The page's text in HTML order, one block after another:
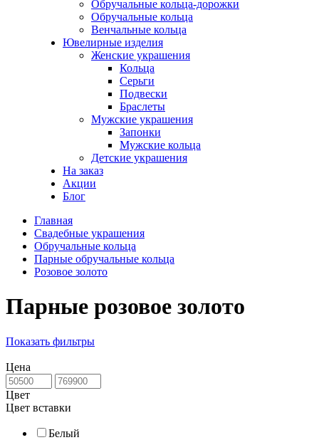
Обручальные кольца-дорожки
Обручальные кольца
Венчальные кольца
Ювелирные изделия
Женские украшения
Кольца
Серьги
Подвески
Браслеты
Мужские украшения
Запонки
Мужские кольца
Детские украшения
На заказ
Акции
Блог
Главная
Свадебные украшения
Обручальные кольца
Парные обручальные кольца
Розовое золото
Парные розовое золото
Показать фильтры
Цена
Цвет
Цвет вставки
Белый